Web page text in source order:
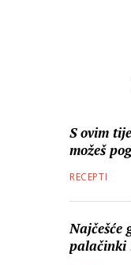
S ovim
možeš
RECEPTI
Najčešće
palačinki